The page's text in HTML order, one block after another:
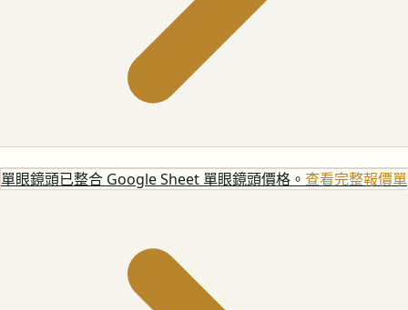
單眼鏡頭已整合 Google Sheet 單眼鏡頭價格。 查看完整報價單